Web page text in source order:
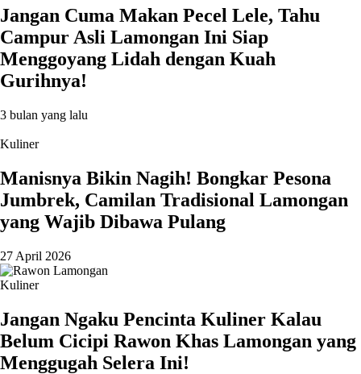
Jangan Cuma Makan Pecel Lele, Tahu
Campur Asli Lamongan Ini Siap
Menggoyang Lidah dengan Kuah
Gurihnya!
3 bulan yang lalu
Kuliner
Manisnya Bikin Nagih! Bongkar Pesona
Jumbrek, Camilan Tradisional Lamongan
yang Wajib Dibawa Pulang
27 April 2026
Kuliner
Jangan Ngaku Pencinta Kuliner Kalau
Belum Cicipi Rawon Khas Lamongan yang
Menggugah Selera Ini!